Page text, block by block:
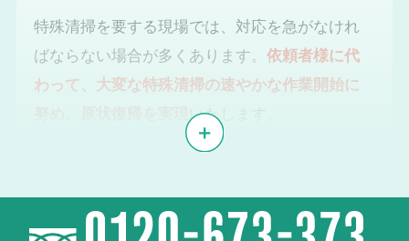
特殊清掃を要する現場では、対応を急がなけれ
ばならない場合が多くあります。依頼者様に代
わって、大変な特殊清掃の速やかな作業開始に
いたします。
2
体液や汚物、雑菌の
除去・除菌・洗浄